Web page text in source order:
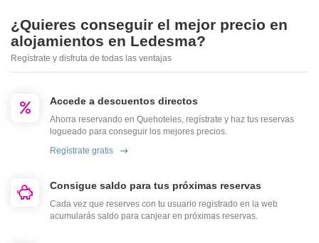
¿Quieres conseguir el mejor precio en
alojamientos en Ledesma?
Regístrate y disfruta de todas las ventajas
Accede a descuentos directos
Ahorra reservando en Quehoteles, regístrate y haz tus reservas
logueado para conseguir los mejores precios.
Regístrate gratis
Consigue saldo para tus próximas reservas
Cada vez que reserves con tu usuario registrado en la web
acumularás saldo para canjear en próximas reservas.